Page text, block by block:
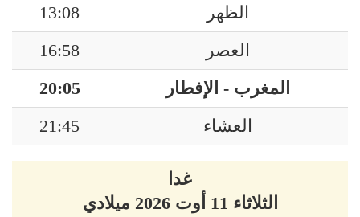
الظهر
13:08
العصر
16:58
المغرب - الإفطار
20:05
العشاء
21:45
غدا
الثلاثاء 11 أوت 2026 ميلادي